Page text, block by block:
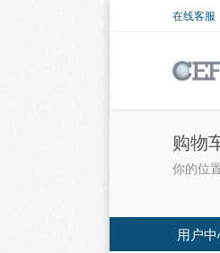
在线客服
购物
你的位
用户